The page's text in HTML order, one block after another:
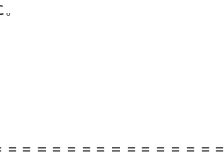
＝＝＝＝＝＝＝＝＝＝＝＝＝＝